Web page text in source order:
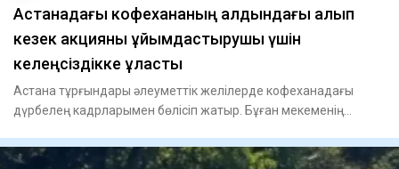
Астанадағы кофехананың алдындағы алып
кезек акцияны ұйымдастырушы үшін
келеңсіздікке ұласты
Астана тұрғындары әлеуметтік желілерде кофеханадағы
дүрбелең кадрларымен бөлісіп жатыр. Бұған мекеменің